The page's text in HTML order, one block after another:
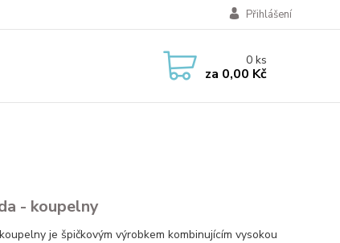
Přihlášení
0ks
za 0,00 Kč
- koupelny
je špičkovým výrobkem kombinujícím vysokou